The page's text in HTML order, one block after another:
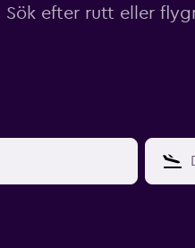
Sök efter rutt eller